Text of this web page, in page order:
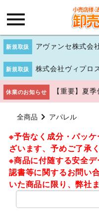
新規取扱 アヴァンセ株式会
新規取扱 株式会社ヴィプロ
休業のお知らせ 【重要】夏
全商品 アパレル
※予告なく成分・パッ
ざいます、予めご了承
※商品に付随する安全
認書等に関するお問い
いた商品に限り、弊社